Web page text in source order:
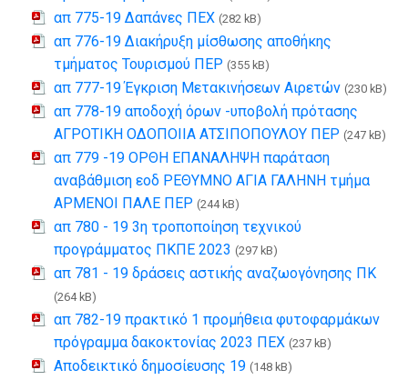
απ 775-19 Δαπάνες ΠΕX (282 kB)
απ 776-19 Διακήρυξη μίσθωσης αποθήκης
τμήματος Τουρισμού ΠΕΡ (355 kB)
απ 777-19 Έγκριση Μετακινήσεων Αιρετών (230 kB)
απ 778-19 αποδοχή όρων -υποβολή πρότασης
ΑΓΡΟΤΙΚΗ ΟΔΟΠΟΙΙΑ ΑΤΣΙΠΟΠΟΥΛΟΥ ΠΕΡ (247 kB)
απ 779 -19 ΟΡΘΗ ΕΠΑΝΑΛΗΨΗ παράταση
αναβάθμιση εοδ ΡΕΘΥΜΝΟ ΑΓΙΑ ΓΑΛΗΝΗ τμήμα
ΑΡΜΕΝΟΙ ΠΑΛΕ ΠΕΡ (244 kB)
απ 780 - 19 3η τροποποίηση τεχνικού
προγράμματος ΠΚΠΕ 2023 (297 kB)
απ 781 - 19 δράσεις αστικής αναζωογόνησης ΠΚ
(264 kB)
απ 782-19 πρακτικό 1 προμήθεια φυτοφαρμάκων
πρόγραμμα δακοκτονίας 2023 ΠΕΧ (237 kB)
Αποδεικτικό δημοσίευσης 19 (148 kB)